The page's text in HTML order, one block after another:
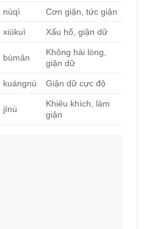
nùqì Cơn giận, tức giận
xiūkuì Xấu hổ, giận dữ
bùmǎn
Không hài lòng,
giận dữ
kuángnù Giận dữ cực độ
jīnù
Khiêu khích, làm
giận